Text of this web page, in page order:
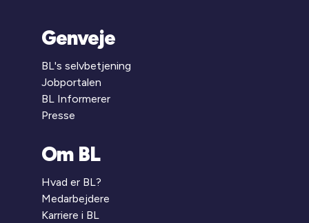
Genveje
BL's selvbetjening
Jobportalen
BL Informerer
Presse
Om BL
Hvad er BL?
Medarbejdere
Karriere i BL